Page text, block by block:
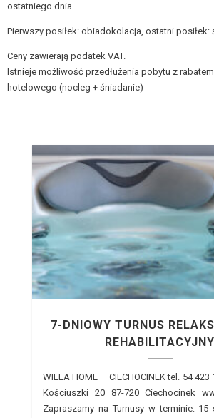
ostatniego dnia.
Pierwszy posiłek: obiadokolacja, ostatni posiłek:
Ceny zawierają podatek VAT.
Istnieje możliwość przedłużenia pobytu z
hotelowego (nocleg + śniadanie)
7-DNIOWY TURNUS
REHABILITACYJNY
WILLA HOME – CIECHOCINEK tel. 54
Kościuszki 20 87-720 Ciechocinek
Zapraszamy na Turnusy w terminie: